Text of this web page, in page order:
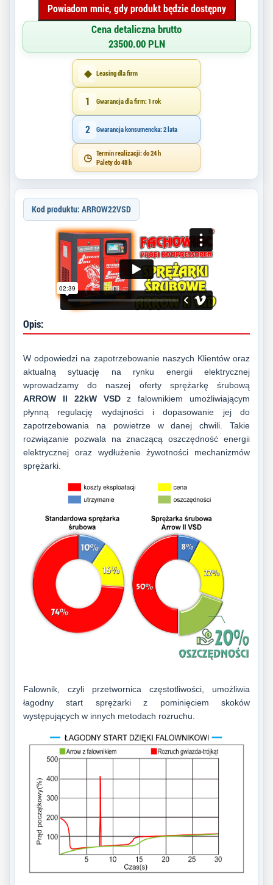
Kod produktu: ARROW22VSD
Opis:
W odpowiedzi na zapotrzebowanie naszych Klientów oraz
aktualną sytuację na rynku energii elektrycznej
wprowadzamy do naszej oferty sprężarkę śrubową
ARROW II 22kW VSDz falownikiem umożliwiającym
płynną regulację wydajności i dopasowanie jej do
zapotrzebowania na powietrze w danej chwili. Takie
rozwiązanie pozwala na znaczącą oszczędność energii
elektrycznej oraz wydłużenie żywotności mechanizmów
sprężarki.
Falownik, czyli przetwornica częstotliwości, umożliwia
łagodny start sprężarki z pominięciem skoków
występujących w innych metodach rozruchu.
Powiadom mnie, gdy produkt będzie dostępny
Cena detaliczna brutto
23500.00 PLN
◆ Leasing dla firm
1 Gwarancja dla firm: 1 rok
2 Gwarancja konsumencka: 2 lata
◷ Termin realizacji: do 24 h
Palety do 48 h